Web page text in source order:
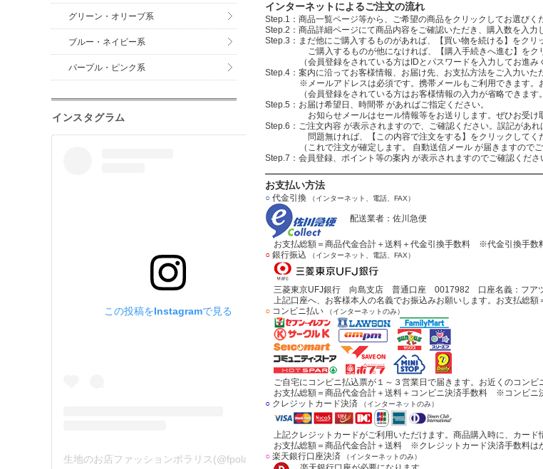
インターネットによるご注文の流れ
Step.1：商品一覧ページ等から、ご希望の商品をクリックしてお選びく
Step.2：商品詳細ページにて商品内容をご確認いただき、購入数を入力
Step.3：まだ他にご購入するものがあれば、【買い物を続ける】をクリ
ご購入するものが他になければ、【購入手続きへ進む】をクリ
（会員登録をされている方はIDとパスワードを入力してお進みく
Step.4：案内に沿ってお客様情報、お届け先、お支払方法をご入力いた
※メールアドレスは必須です。携帯メールもご利用できます。お
（会員登録をされている方はお客様情報の入力が省略できます。
Step.5：お届け希望日、時間帯 があればご指定ください。
お知らせメールはセール情報等をお送りします。ぜひお受け取
Step.6：ご注文内容 が表示されますので、ご確認ください。誤記があれ
問題無ければ、【この内容で注文をする】をクリックしてくだ
（これで注文が確定します。 自動送信メール が届きますのでご
Step.7：会員登録、ポイント等の案内 が表示されますのでご確認くださ
お支払い方法
○ 代金引換 （インターネット、電話、FAX）
配送業者：佐川急便
お支払総額＝商品代金合計＋送料＋代金引換手数料 ※代金引換手数
○ 銀行振込 （インターネット、電話、FAX）
三菱東京UFJ銀行 向島支店 普通口座 0017982 口座名義：フア
上記口座へ、お客様本人の名義でお振込みお願いします。お支払総
○ コンビニ払い （インターネットのみ）
ご自宅にコンビニ払込票が１～３営業日で届きます。お近くのコンビ
お支払総額＝商品代金合計＋送料＋コンビニ決済手数料 ※コンビニ
○ クレジットカード決済 （インターネットのみ）
上記クレジットカードがご利用いただけます。商品購入時に、カード
お支払総額＝商品代金合計＋送料 ※クレジットカード決済手数料は
○ 楽天銀行口座決済 （インターネットのみ）
グリーン・オリーブ系
ブルー・ネイビー系
パープル・ピンク系
インスタグラム
この投稿をInstagramで見る
生地のお店ファッションポラリス(@fpolaris_textile)がシェアした投稿